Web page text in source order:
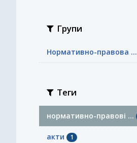
Групи
Нормативно-правова ...
Теги
нормативно-правові ...
акти 1